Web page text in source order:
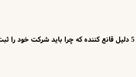
5 دلیل قانع کننده که چرا باید شرکت خود را ثبت کنید!